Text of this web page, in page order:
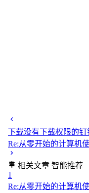
下载没有下载权限的
Re:从零开始的计算机
相关文章 智能推荐
1
Re:从零开始的计算机